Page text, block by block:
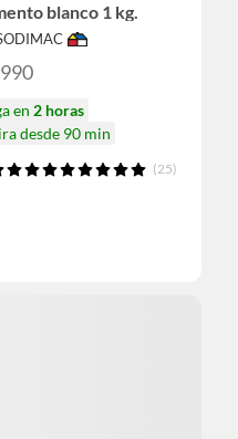
blanco 1 kg.
en 2 horas
desde 90 min
(25)